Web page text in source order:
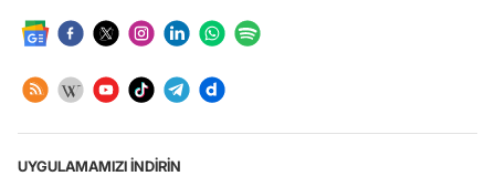
UYGULAMAMIZI İNDİRİN